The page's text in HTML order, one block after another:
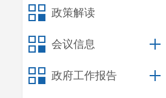
政策解读
会议信息
政府工作报告